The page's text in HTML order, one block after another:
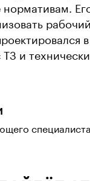
нормативам.
ТЗ и
специалиста